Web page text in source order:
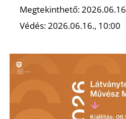
Megtekinthető:
Védés: 2026.06.16., 10:00